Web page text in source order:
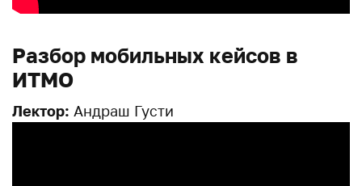
Разбор мобильных кейсов в
ИТМО
Лектор: Андраш Густи